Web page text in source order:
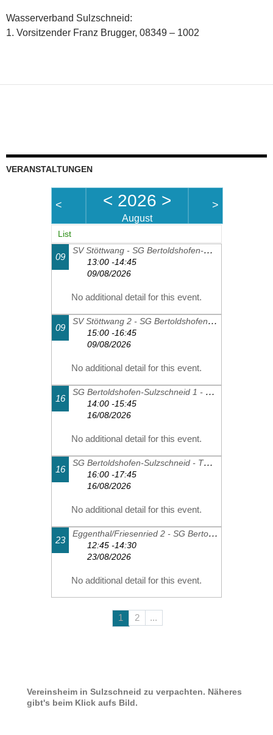
Wasserverband Sulzschneid:
1. Vorsitzender Franz Brugger, 08349 – 1002
VERANSTALTUNGEN
< < 2026 >
August
>
List
09
SV Stöttwang - SG Bertoldshofen-Sulzschneid 1
13:00 -14:45
09/08/2026
No additional detail for this event.
09
SV Stöttwang 2 - SG Bertoldshofen-Sulzschneid 2
15:00 -16:45
09/08/2026
No additional detail for this event.
16
SG Bertoldshofen-Sulzschneid 1 - FC Thalhofen 2
14:00 -15:45
16/08/2026
No additional detail for this event.
16
SG Bertoldshofen-Sulzschneid - TSV Schwangau 2
16:00 -17:45
16/08/2026
No additional detail for this event.
23
Eggenthal/Friesenried 2 - SG Bertoldshofen-Sulzschneid 2
12:45 -14:30
23/08/2026
No additional detail for this event.
1 2 ...
Vereinsheim in Sulzschneid zu verpachten. Näheres
gibt's beim Klick aufs Bild.